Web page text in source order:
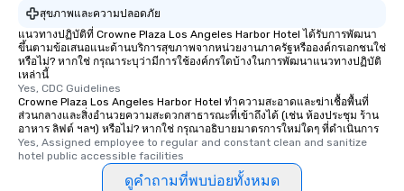
สุขภาพและความปลอดภัย
แนวทางปฏิบัติที่ Crowne Plaza Los Angeles Harbor Hotel ได้รับการพัฒนา
ขึ้นตามข้อเสนอแนะด้านบริการสุขภาพจากหน่วยงานภาครัฐหรือองค์กรเอกชนใช่
หรือไม่? หากใช่ กรุณาระบุว่ามีการใช้องค์กรใดบ้างในการพัฒนาแนวทางปฏิบัติ
เหล่านี้
Yes, CDC Guidelines
Crowne Plaza Los Angeles Harbor Hotel ทำความสะอาดและฆ่าเชื้อพื้นที่
ส่วนกลางและสิ่งอำนวยความสะดวกสาธารณะที่เข้าถึงได้ (เช่น ห้องประชุม ร้าน
อาหาร ลิฟต์ ฯลฯ) หรือไม่? หากใช่ กรุณาอธิบายมาตรการใหม่ใดๆ ที่ดำเนินการ
Yes, Assigned employee to regular and constant clean and sanitize
hotel public accessible facilities
ดูคำถามที่พบบ่อยทั้งหมด